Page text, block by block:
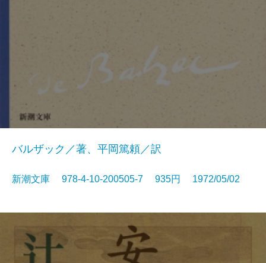
バルザック／著、平岡篤頼／訳
新潮文庫 978-4-10-200505-7 935円 1972/05/02